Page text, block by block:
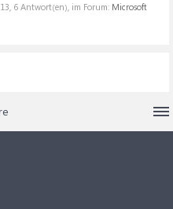
, 6 Antwort(en), im Forum: Microsoft